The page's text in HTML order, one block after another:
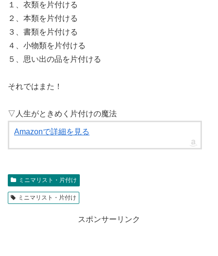
１、衣類を片付ける
２、本類を片付ける
３、書類を片付ける
４、小物類を片付ける
５、思い出の品を片付ける
それではまた！
▽人生がときめく片付けの魔法
Amazonで詳細を見る
ミニマリスト・片付け
ミニマリスト・片付け
スポンサーリンク